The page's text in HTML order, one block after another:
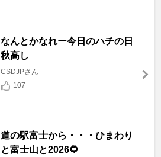
なんとかなれー今日のハチの日
秋高し
CSDJPさん
107
道の駅富士から・・・ひまわり
と富士山と2026🌻